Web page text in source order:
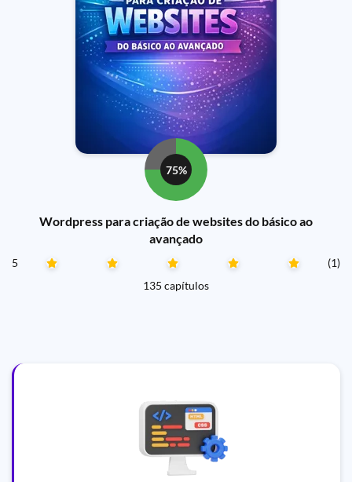
75%
Wordpress para criação de websites do básico ao
avançado
5
(1)
135 capítulos